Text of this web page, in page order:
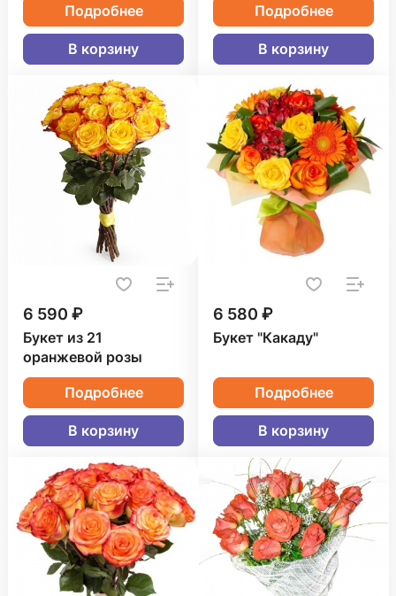
Подробнее
В корзину
Подробнее
В корзину
6 590 ₽
Букет из 21
оранжевой розы
Подробнее
В корзину
6 580 ₽
Букет "Какаду"
Подробнее
В корзину